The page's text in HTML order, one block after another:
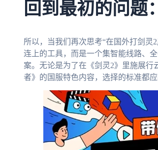
回到最初的问题
所以，当我们再次思考“在国外打剑灵
连上的工具，而是一个集智能线路、
案。无论是为了在《剑灵2》里施展
者》的国服特色内容，选择的标准都